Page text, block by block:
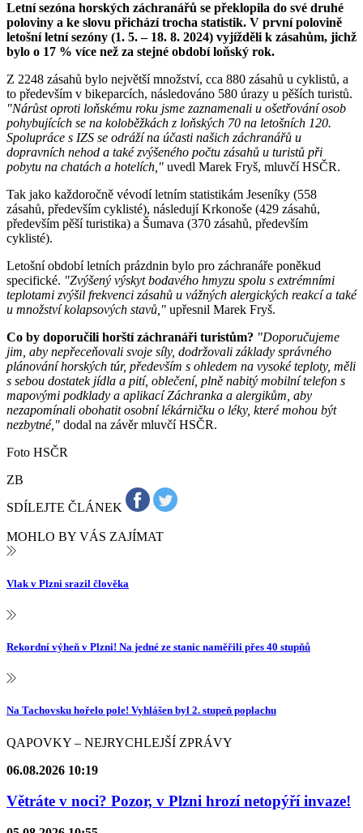
Letní sezóna horských záchranářů se překlopila do své druhé
poloviny a ke slovu přichází trocha statistik. V první polovině
letošní letní sezóny (1. 5. – 18. 8. 2024) vyjížděli k zásahům, jichž
bylo o 17 % více než za stejné období loňský rok.
Z 2248 zásahů bylo největší množství, cca 880 zásahů u cyklistů, a
to především v bikeparcích, následováno 580 úrazy u pěších turistů.
"Nárůst oproti loňskému roku jsme zaznamenali u ošetřování osob
pohybujících se na koloběžkách z loňských 70 na letošních 120.
Spolupráce s IZS se odráží na účasti našich záchranářů u
dopravních nehod a také zvýšeného počtu zásahů u turistů při
pobytu na chatách a hotelích," uvedl Marek Fryš, mluvčí HSČR.
Tak jako každoročně vévodí letním statistikám Jeseníky (558
zásahů, především cyklisté), následují Krkonoše (429 zásahů,
především pěší turistika) a Šumava (370 zásahů, především
cyklisté).
Letošní období letních prázdnin bylo pro záchranáře poněkud
specifické. "Zvýšený výskyt bodavého hmyzu spolu s extrémními
teplotami zvýšil frekvenci zásahů u vážných alergických reakcí a také
u množství kolapsových stavů," upřesnil Marek Fryš.
Co by doporučili horští záchranáři turistům? "Doporučujeme
jim, aby nepřeceňovali svoje síly, dodržovali základy správného
plánování horských túr, především s ohledem na vysoké teploty, měli
s sebou dostatek jídla a pití, oblečení, plně nabitý mobilní telefon s
mapovými podklady a aplikací Záchranka a alergikům, aby
nezapomínali obohatit osobní lékárničku o léky, které mohou být
nezbytné," dodal na závěr mluvčí HSČR.
Foto HSČR
ZB
SDÍLEJTE ČLÁNEK
MOHLO BY VÁS ZAJÍMAT
Vlak v Plzni srazil člověka
Rekordní výheň v Plzni! Na jedné ze stanic naměřili přes 40 stupňů
Na Tachovsku hořelo pole! Vyhlášen byl 2. stupeň poplachu
QAPOVKY – NEJRYCHLEJŠÍ ZPRÁVY
06.08.2026 10:19
Větráte v noci? Pozor, v Plzni hrozí netopýří invaze!